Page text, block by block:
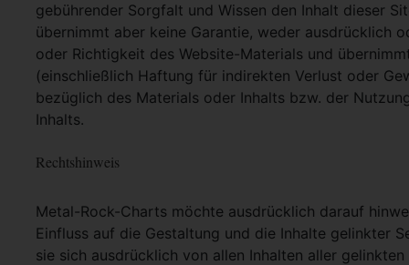
gebührender Sorgfalt und Wissen den Inhalt dieser
übernimmt aber keine Garantie, weder ausdrücklich
oder Richtigkeit des Website-Materials und
(einschließlich Haftung für indirekten Verlust oder
bezüglich des Materials oder Inhalts bzw. der
Inhalts.
Rechtshinweis
Metal-Rock-Charts möchte ausdrücklich darauf
Einfluss auf die Gestaltung und die Inhalte gelinkter
sie sich ausdrücklich von allen Inhalten aller